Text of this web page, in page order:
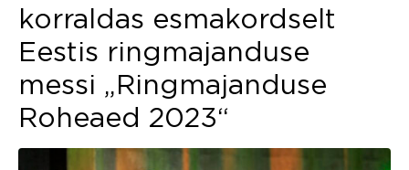
korraldas esmakordselt
Eestis ringmajanduse
messi „Ringmajanduse
Roheaed 2023“